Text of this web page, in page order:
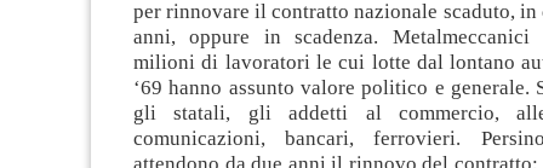
per rinnovare il contratto nazionale scaduto, in
anni, oppure in scadenza.
milioni di lavoratori le cui lotte dal lontano
‘69 hanno assunto valore politico e generale.
gli statali, gli addetti al commercio,
comunicazioni, bancari, ferrovieri.